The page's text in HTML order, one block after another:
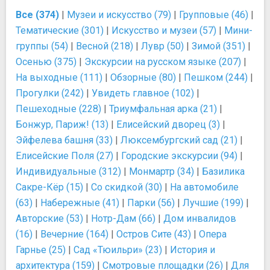
Все (374) | Музеи и искусство (79) | Групповые (46) |
Тематические (301) | Искусство и музеи (57) | Мини-
группы (54) | Весной (218) | Лувр (50) | Зимой (351) |
Осенью (375) | Экскурсии на русском языке (207) |
На выходные (111) | Обзорные (80) | Пешком (244) |
Прогулки (242) | Увидеть главное (102) |
Пешеходные (228) | Триумфальная арка (21) |
Бонжур, Париж! (13) | Елисейский дворец (3) |
Эйфелева башня (33) | Люксембургский сад (21) |
Елисейские Поля (27) | Городские экскурсии (94) |
Индивидуальные (312) | Монмартр (34) | Базилика
Сакре-Кёр (15) | Со скидкой (30) | На автомобиле
(63) | Набережные (41) | Парки (56) | Лучшие (199) |
Авторские (53) | Нотр-Дам (66) | Дом инвалидов
(16) | Вечерние (164) | Остров Сите (43) | Опера
Гарнье (25) | Сад «Тюильри» (23) | История и
архитектура (159) | Смотровые площадки (26) | Для